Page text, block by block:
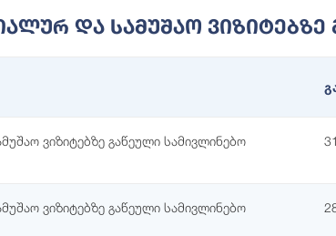
Და Სამუშაო Ვიზიტებზე
ვიზიტებზე გაწეული სამივლინებო
ვიზიტებზე გაწეული სამივლინებო